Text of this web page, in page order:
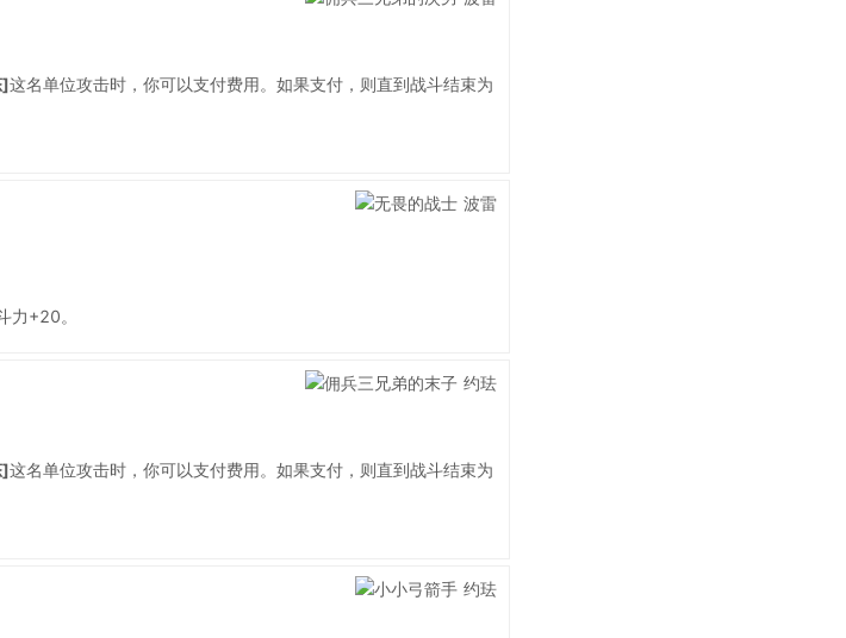
]这名单位攻击时，你可以支付费用。如果支付，则直到战斗结束为
力+20。
]这名单位攻击时，你可以支付费用。如果支付，则直到战斗结束为